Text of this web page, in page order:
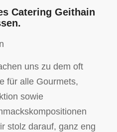
Catering Geithain
uns zu dem oft
für alle Gourmets,
sowie
stolz darauf, ganz eng